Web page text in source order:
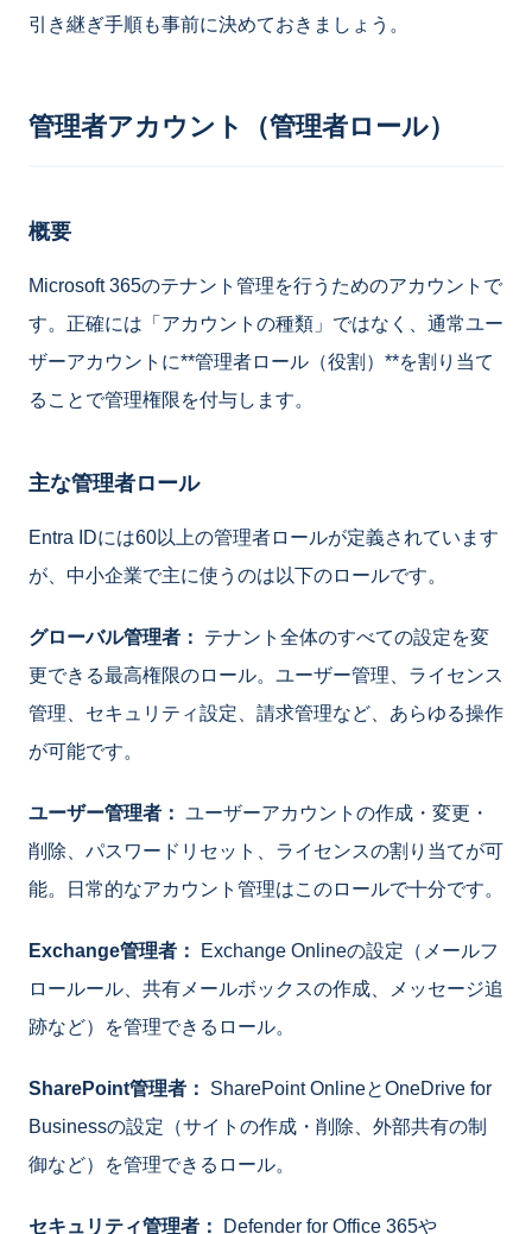
引き継ぎ手順も事前に決めておきましょう。
管理者アカウント（管理者ロール）
概要
Microsoft 365のテナント管理を行うためのアカウントで
す。正確には「アカウントの種類」ではなく、通常ユー
ザーアカウントに**管理者ロール（役割）**を割り当て
ることで管理権限を付与します。
主な管理者ロール
Entra IDには60以上の管理者ロールが定義されています
が、中小企業で主に使うのは以下のロールです。
グローバル管理者：
テナント全体のすべての設定を変
更できる最高権限のロール。ユーザー管理、ライセンス
管理、セキュリティ設定、請求管理など、あらゆる操作
が可能です。
ユーザー管理者： ユーザーアカウントの作成・変更・
削除、パスワードリセット、ライセンスの割り当てが可
能。日常的なアカウント管理はこのロールで十分です。
Exchange管理者：
Exchange Onlineの設定（メールフ
ロールール、共有メールボックスの作成、メッセージ追
跡など）を管理できるロール。
SharePoint管理者：
SharePoint OnlineとOneDrive for
Businessの設定（サイトの作成・削除、外部共有の制
御など）を管理できるロール。
セキュリティ管理者： Defender for Office 365や